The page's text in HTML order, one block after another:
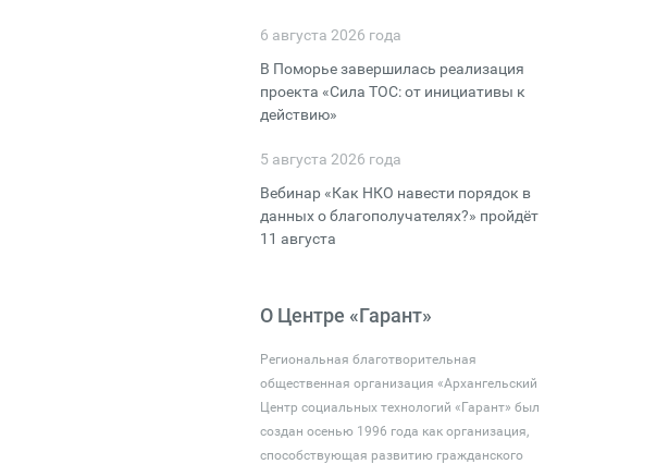
6 августа 2026 года
В Поморье завершилась реализация
проекта «Сила ТОС: от инициативы к
действию»
5 августа 2026 года
Вебинар «Как НКО навести порядок в
данных о благополучателях?» пройдёт
11 августа
О Центре «Гарант»
Региональная благотворительная
общественная организация «Архангельский
Центр социальных технологий «Гарант» был
создан осенью 1996 года как организация,
способствующая развитию гражданского